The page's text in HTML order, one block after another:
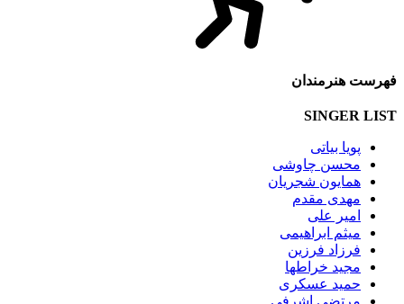
فهرست هنرمندان
SINGER LIST
پویا بیاتی
محسن چاوشی
همایون شجریان
مهدی مقدم
امیر علی
میثم ابراهیمی
فرزاد فرزین
مجید خراطها
حمید عسکری
مرتضی اشرفی